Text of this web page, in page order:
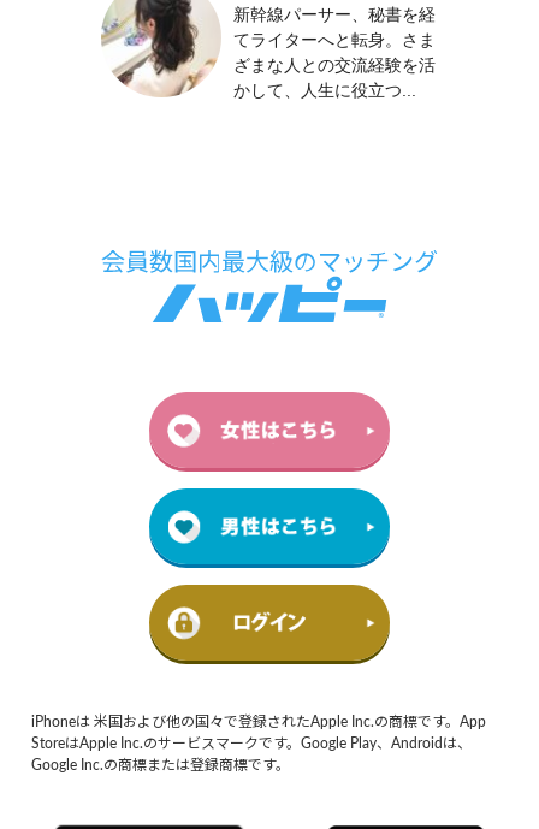
新幹線パーサー、秘書を経
てライターへと転身。さま
ざまな人との交流経験を活
かして、人生に役立つ...
iPhoneは 米国および他の国々で登録されたApple Inc.の商標です。App
StoreはApple Inc.のサービスマークです。Google Play、Androidは、
Google Inc.の商標または登録商標です。